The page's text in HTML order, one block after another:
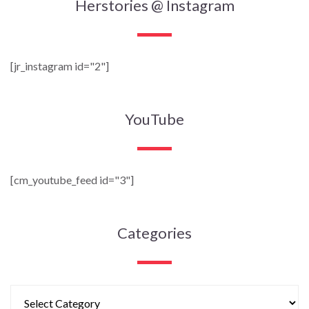
Herstories @ Instagram
[jr_instagram id="2"]
YouTube
[cm_youtube_feed id="3"]
Categories